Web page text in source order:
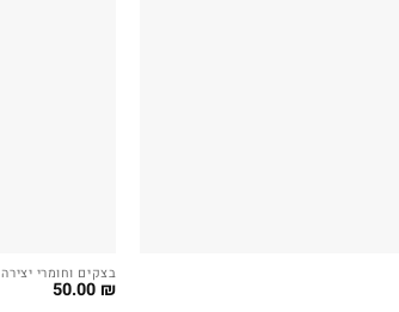
בצקים וחומרי יצירה
50.00 ₪